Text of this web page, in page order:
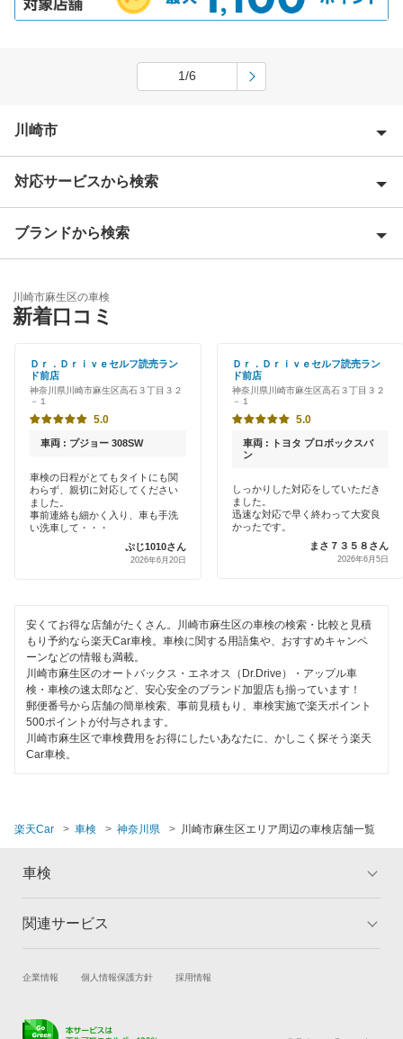
1/6
川崎市
川崎市川崎区
川崎市高津区
川崎市多摩区
川崎市中原区
川崎市宮前区
川崎市
対応サービスから検索
Award 受賞店
特典あり
新車初回割りあり
早割りあり
土日祝OK
代車あり
ハイブリッド車OK
EV車OK
120分以内の車検
1日車検
整備保証
コンピューター診断
閉じる
ブランドから検索
「車検の速太郎」
アップル車検
オートバックス
伊藤忠エネクス
宇佐美車検
キグナス車検
ホリデー車検
マッハ車検
トヨタディーラー
川崎市麻生区の車検
新着口コミ
Ｄｒ．Ｄｒｉｖｅセルフ読売ラン
ド前店
神奈川県川崎市麻生区高石３丁目３２
－１
5.0
車両 : プジョー 308SW
車検の日程がとてもタイトにも関
わらず、親切に対応してください
ました。
事前連絡も細かく入り、車も手洗
い洗車して・・・
ぷじ1010さん
2026年6月20日
Ｄｒ．Ｄｒｉｖｅセルフ読売ラン
ド前店
神奈川県川崎市麻生区高石３丁目３２
－１
5.0
車両 : トヨタ プロボックスバ
ン
しっかりした対応をしていただき
ました。
迅速な対応で早く終わって大変良
かったです。
まさ７３５８さん
2026年6月5日
安くてお得な店舗がたくさん。川崎市麻生区の車検の検索・比較と見積
もり予約なら楽天Car車検。車検に関する用語集や、おすすめキャンペ
ーンなどの情報も満載。
川崎市麻生区のオートバックス・エネオス（Dr.Drive）・アップル車
検・車検の速太郎など、安心安全のブランド加盟店も揃っています！
郵便番号から店舗の簡単検索、事前見積もり、車検実施で楽天ポイント
500ポイントが付与されます。
川崎市麻生区で車検費用をお得にしたいあなたに、かしこく探そう楽天
Car車検。
楽天Car 車検 神奈川県 川崎市麻生区エリア周辺の車検店舗一覧
車検
トップ
車検の基礎知識 キャンペーン一覧
関連サービス
試乗・商談 新車購入
キズ修理予約
企業情報 個人情報保護方針 採用情報